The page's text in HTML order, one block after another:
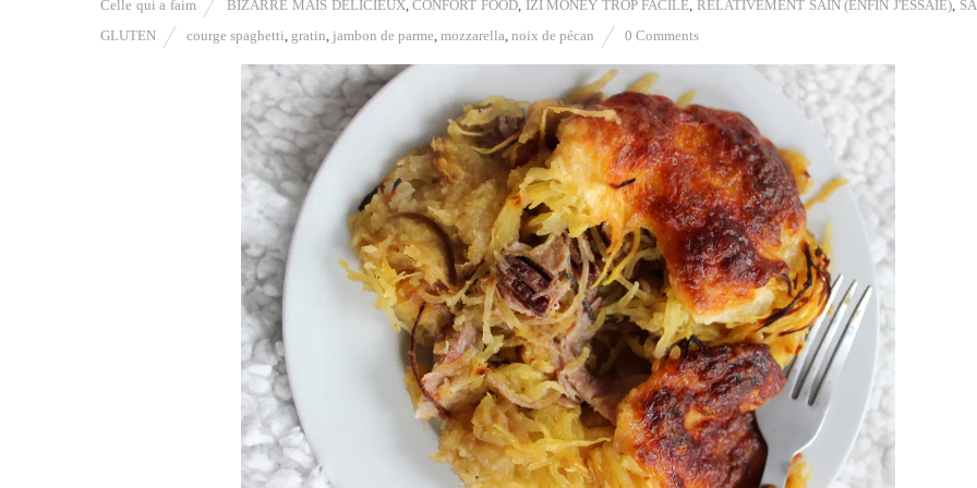
Celle qui a faim BIZARRE MAIS DÉLICIEUX ,CONFORT FOOD, IZI MONEY TROP FACILE ,RELATIVEMENT SAIN (ENFIN J'ESSAIE),
GLUTEN
courge spaghetti gratin jambon de parme mozzarella noix de pécan 0 Comments